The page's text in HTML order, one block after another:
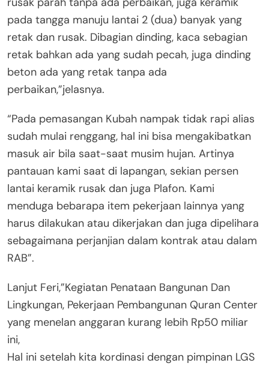
pada tangga manuju lantai 2 (dua) banyak yang
retak dan rusak. Dibagian dinding, kaca sebagian
retak bahkan ada yang sudah pecah, juga dinding
beton ada yang retak tanpa ada
perbaikan,”jelasnya.
“Pada pemasangan Kubah nampak tidak rapi alias
sudah mulai renggang, hal ini bisa mengakibatkan
masuk air bila saat-saat musim hujan. Artinya
pantauan kami saat di lapangan, sekian persen
lantai keramik rusak dan juga Plafon. Kami
menduga bebarapa item pekerjaan lainnya yang
harus dilakukan atau dikerjakan dan juga dipelihara
sebagaimana perjanjian dalam kontrak atau dalam
RAB”.
Lanjut Feri,”Kegiatan Penataan Bangunan Dan
Lingkungan, Pekerjaan Pembangunan Quran Center
yang menelan anggaran kurang lebih Rp50 miliar
ini,
Hal ini setelah kita kordinasi dengan pimpinan LGS